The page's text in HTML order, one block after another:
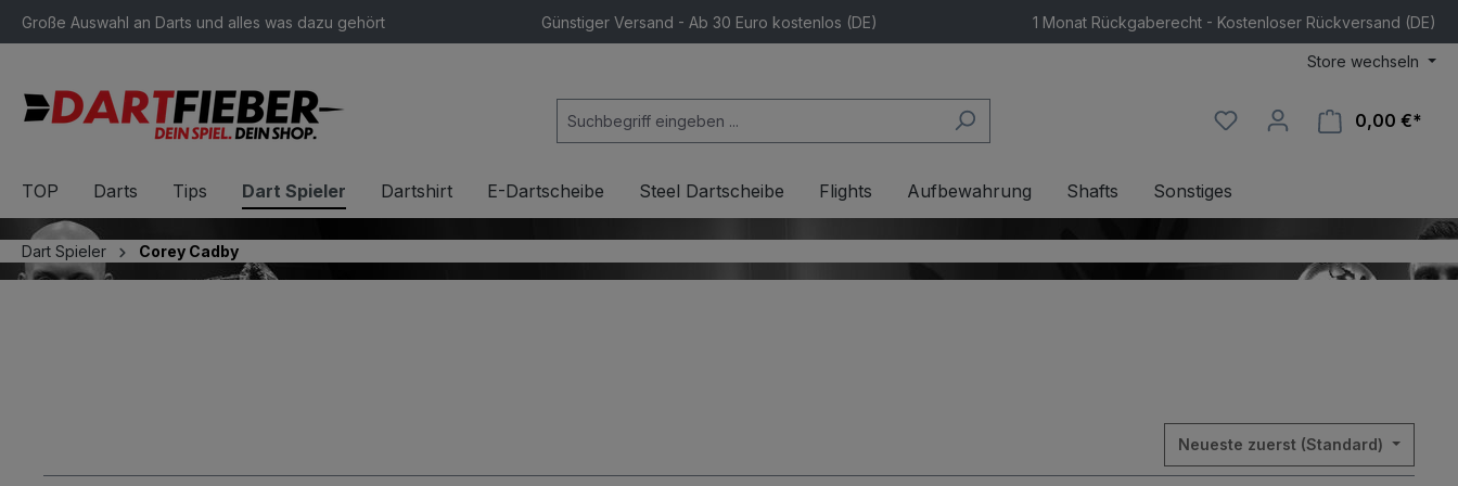
Zur Hauptnavigation springen
Große Auswahl an Darts und alles was dazu gehört Günstiger Versand - Ab 30 Euro kostenlos (DE) 1 Monat Rückgaberecht - Kostenloser Rückversand (DE)
Store wechseln
0,00 €*
TOP Darts Tips Dart Spieler Dartshirt E-Dartscheibe Steel Dartscheibe Flights Aufbewahrung Shafts Sonstiges
Dart Spieler Corey Cadby
Neueste zuerst (Standard)